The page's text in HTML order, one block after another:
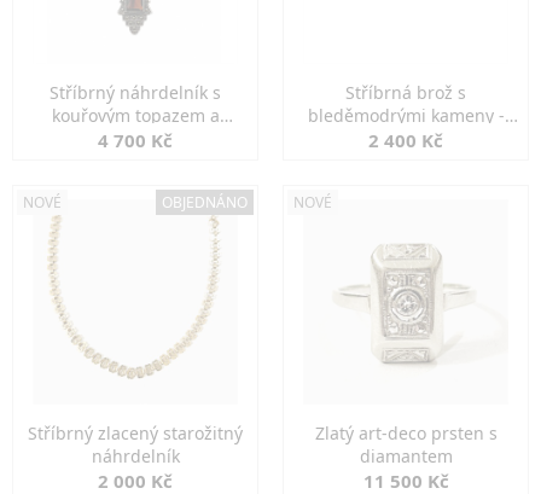
Stříbrný náhrdelník s
kouřovým topazem a
markazity
4 700 Kč
Stříbrná brož s
bleděmodrými kameny -
jemná elegance
2 400 Kč
NOVÉ OBJEDNÁNO
Stříbrný zlacený starožitný
náhrdelník
2 000 Kč
NOVÉ
Zlatý art-deco prsten s
diamantem
11 500 Kč